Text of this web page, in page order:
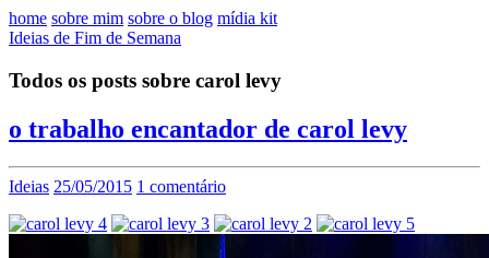
home sobre mim sobre o blog mídia kit
Ideias de Fim de Semana
Todos os posts sobre carol levy
o trabalho encantador de carol levy
Ideias 25/05/2015 1 comentário